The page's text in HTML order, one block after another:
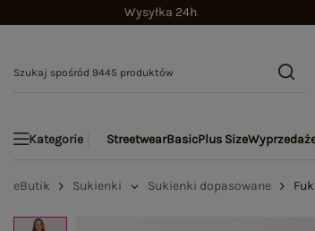
Wysyłka 24h
Kategorie StreetwearBasicPlus Size
eButik Sukienki Sukienki dopasowane